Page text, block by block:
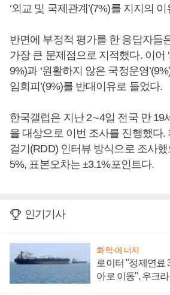
‘외교 및 국제관계’(7%)를 지지의
반면에 부정적 평가를 한 응답자들
가장 큰 문제점으로 지적했다. 이어
9%)과 ‘원활하지 않은 국정운영
임회피’(9%)를 반대이유로 들었다.
한국갤럽은 지난 2∼4일 전국 만 19
을 대상으로 이번 조사를 진행했다.
걸기(RDD) 인터뷰 방식으로 조사
5%, 표본오차는 ±3.1%포인트다.
인기기사
화학·에너지
로이터 "정제연료
아로 이동", 우크